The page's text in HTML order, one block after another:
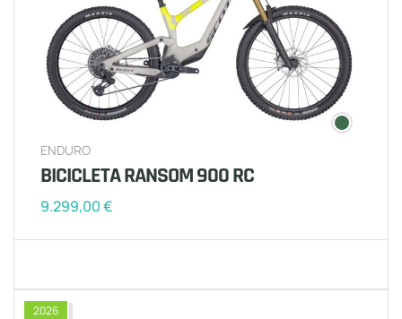
ENDURO
BICICLETA RANSOM 900 RC
9.299,00€
2026